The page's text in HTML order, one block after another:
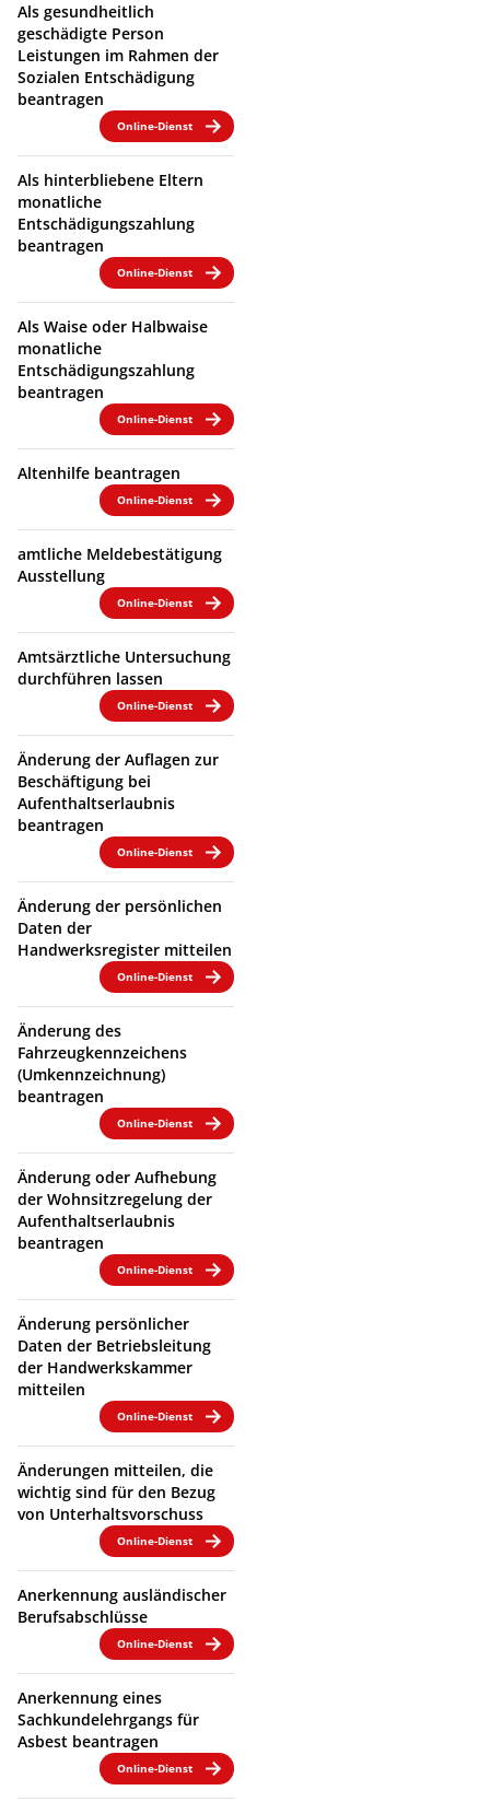
Als gesundheitlich
geschädigte Person
Leistungen im Rahmen der
Sozialen Entschädigung
beantragen
Online-Dienst
Als hinterbliebene Eltern
monatliche
Entschädigungszahlung
beantragen
Online-Dienst
Als Waise oder Halbwaise
monatliche
Entschädigungszahlung
beantragen
Online-Dienst
Altenhilfe beantragen
Online-Dienst
amtliche Meldebestätigung
Ausstellung
Online-Dienst
Amtsärztliche Untersuchung
durchführen lassen
Online-Dienst
Änderung der Auflagen zur
Beschäftigung bei
Aufenthaltserlaubnis
beantragen
Online-Dienst
Änderung der persönlichen
Daten der
Handwerksregister mitteilen
Online-Dienst
Änderung des
Fahrzeugkennzeichens
(Umkennzeichnung)
beantragen
Online-Dienst
Änderung oder Aufhebung
der Wohnsitzregelung der
Aufenthaltserlaubnis
beantragen
Online-Dienst
Änderung persönlicher
Daten der Betriebsleitung
der Handwerkskammer
mitteilen
Online-Dienst
Änderungen mitteilen, die
wichtig sind für den Bezug
von Unterhaltsvorschuss
Online-Dienst
Anerkennung ausländischer
Berufsabschlüsse
Online-Dienst
Anerkennung eines
Sachkundelehrgangs für
Asbest beantragen
Online-Dienst